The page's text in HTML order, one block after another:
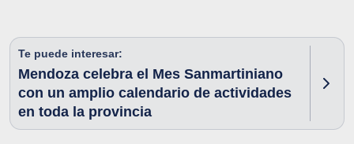
Te puede interesar:
Mendoza celebra el Mes Sanmartiniano
con un amplio calendario de actividades
en toda la provincia